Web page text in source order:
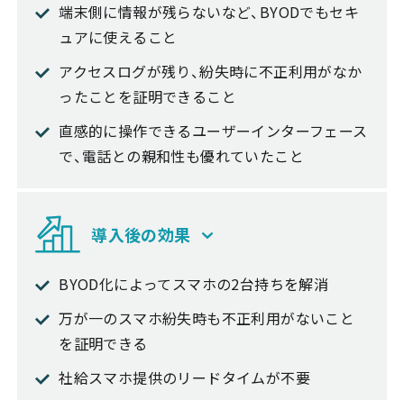
端末側に情報が残らないなど、BYODでもセキ
ュアに使えること
アクセスログが残り、紛失時に不正利用がなか
ったことを証明できること
直感的に操作できるユーザーインターフェース
で、電話との親和性も優れていたこと
導入後の効果
BYOD化によってスマホの2台持ちを解消
万が一のスマホ紛失時も不正利用がないこと
を証明できる
社給スマホ提供のリードタイムが不要